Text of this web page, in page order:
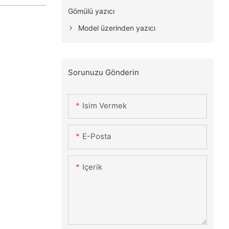
Gömülü yazıcı
Model üzerinden yazıcı
Sorunuzu Gönderin
Isim Vermek
E-Posta
Içerik